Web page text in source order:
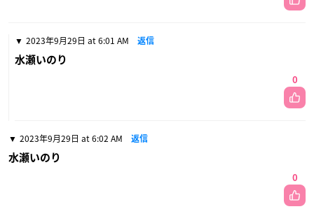
2023年9月29日 at 6:01 AM 返信
水瀬いのり
0
2023年9月29日 at 6:02 AM 返信
水瀬いのり
0